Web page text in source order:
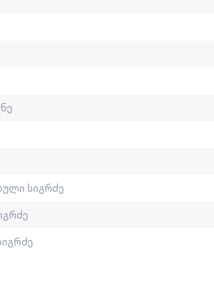
შეგიძლიათ ნახოთ ლინკზე https://
მნიშვნელოვანია სარეკომენდაციო
საკუთარი საწარმოო ხაზი გახსნა და
ფლობს ISO 9001 საერთაშორისო
სიგრძე